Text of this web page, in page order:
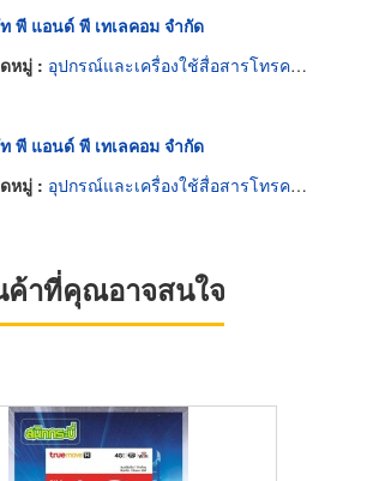
พี แอนด์ พี เทเลคอม จำกัด
หมู่ : อุปกรณ์และเครื่องใช้สื่อสารโทรคมนาคม
พี แอนด์ พี เทเลคอม จำกัด
หมู่ : อุปกรณ์และเครื่องใช้สื่อสารโทรคมนาคม
ค้าที่คุณอาจสนใจ